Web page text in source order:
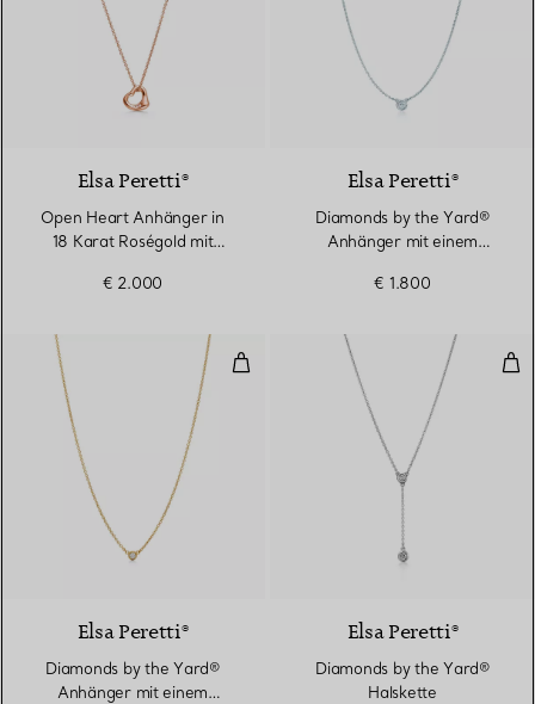
3 Materialien
Elsa Peretti®
Open Heart Anhänger in
18 Karat Roségold mit
€ 2.000
Elsa Peretti®
Diamonds by the Yard®
Anhänger mit einem
€ 1.800
Diamonds by the Yard®
2 Materialien
Elsa Peretti®
Diamonds by the Yard®
Anhänger mit einem
Elsa Peretti®
Diamonds by the Yard®
Halskette